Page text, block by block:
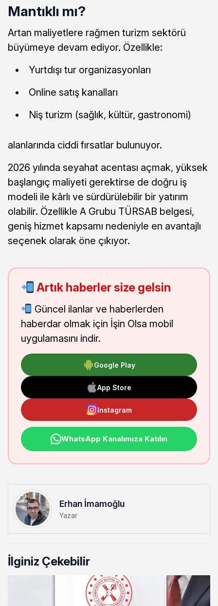
Mantıklı mı?
Artan maliyetlere rağmen turizm sektörü
büyümeye devam ediyor. Özellikle:
Yurtdışı tur organizasyonları
Online satış kanalları
Niş turizm (sağlık, kültür, gastronomi)
alanlarında ciddi fırsatlar bulunuyor.
2026 yılında seyahat acentası açmak, yüksek
başlangıç maliyeti gerektirse de doğru iş
modeli ile kârlı ve sürdürülebilir bir yatırım
olabilir. Özellikle A Grubu TÜRSAB belgesi,
geniş hizmet kapsamı nedeniyle en avantajlı
seçenek olarak öne çıkıyor.
Artık haberler size gelsin
Güncel ilanlar ve haberlerden
haberdar olmak için İşin Olsa mobil
uygulamasını indir.
Google Play
App Store
Instagram
WhatsApp Kanalımıza Katılın
Erhan İmamoğlu
Yazar
İlginiz Çekebilir